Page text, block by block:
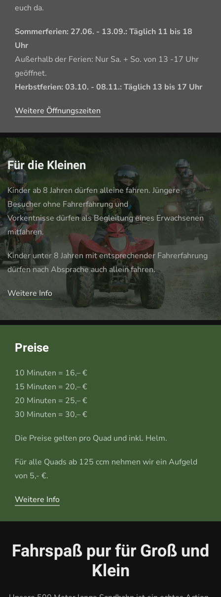
euch da.
Sommerferien: 27.06. - 13.09.: Täglich 11 bis 18
Uhr
Außerhalb der Ferien: Nur Sa. + So. von 13 -17 Uhr
geöffnet.
Herbstferien: 03.10. - 08.11.: Täglich 13 bis 17 Uhr
Weitere Öffnungszeiten
Für die Kleinen
Kinder ab 8 Jahren dürfen alleine fahren. Jüngere
Besucher ohne Fahrerfahrung und
Vorkentnisse dürfen als Begleitung eines Erwachsenen
mitfahren.
Kinder unter 8 Jahren mit entsprechender Fahrerfahrung
dürfen nach Absprache auch allein fahren.
Weitere Info
Preise
10 Minuten = 16,– €
15 Minuten = 20,– €
20 Minuten = 25,– €
30 Minuten = 30,– €
Die Preise gelten pro Quad und inkl. Helm.
Für alle Quads ab 125 ccm nehmen wir ein Aufgeld
von 5,- €.
Weitere Info
Fahrspaß pur für Groß und
Klein